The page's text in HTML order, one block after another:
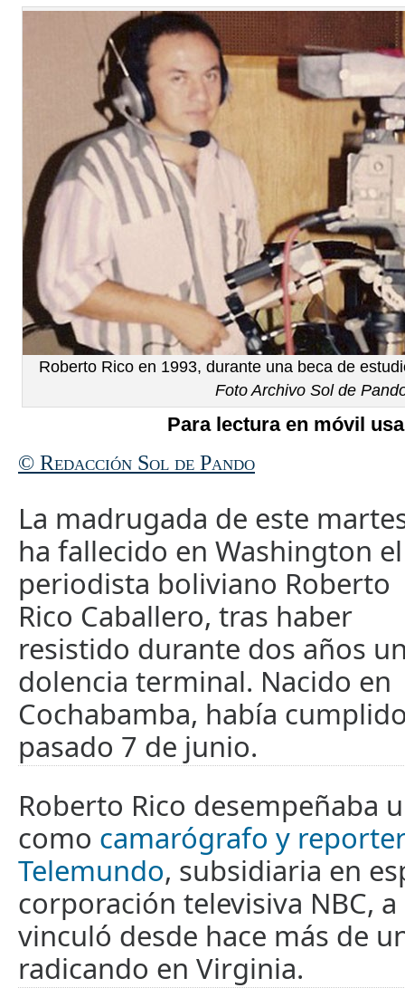
Roberto Rico en 1993, durante una beca de
Foto Archivo Sol de
Para lectura en móvil
© Redacción Sol de Pando
La madrugada de este
ha fallecido en Washington el
periodista boliviano Roberto
Rico Caballero, tras haber
resistido durante dos años
dolencia terminal. Nacido en
Cochabamba, había
pasado 7 de junio.
Roberto Rico desempeñaba
como camarógrafo y
Telemundo, subsidiaria en
corporación televisiva NBC,
vinculó desde hace más de
radicando en Virginia.